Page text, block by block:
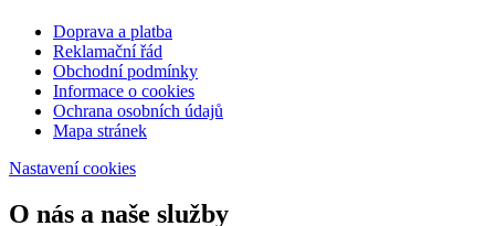
Doprava a platba
Reklamační řád
Obchodní podmínky
Informace o cookies
Ochrana osobních údajů
Mapa stránek
Nastavení cookies
O nás a naše služby